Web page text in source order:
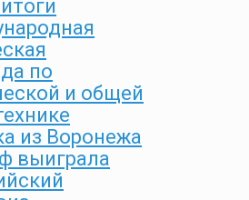
по
и общей
из Воронежа
выиграла